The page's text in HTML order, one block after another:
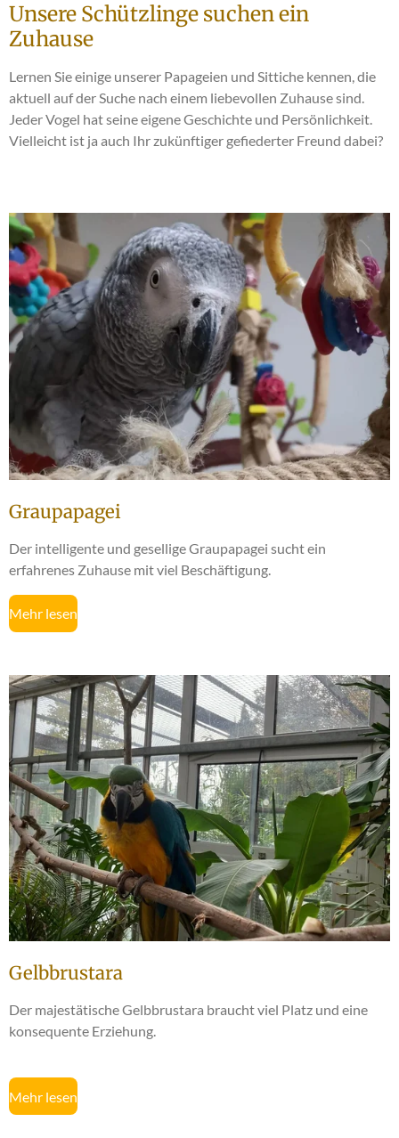
Unsere Schützlinge suchen ein
Zuhause
Lernen Sie einige unserer Papageien und Sittiche kennen, die
aktuell auf der Suche nach einem liebevollen Zuhause sind.
Jeder Vogel hat seine eigene Geschichte und Persönlichkeit.
Vielleicht ist ja auch Ihr zukünftiger gefiederter Freund dabei?
Graupapagei
Der intelligente und gesellige Graupapagei sucht ein
erfahrenes Zuhause mit viel Beschäftigung.
Mehr lesen
Gelbbrustara
Der majestätische Gelbbrustara braucht viel Platz und eine
konsequente Erziehung.
Mehr lesen